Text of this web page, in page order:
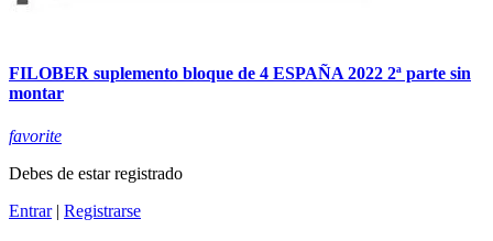
FILOBER suplemento bloque de 4 ESPAÑA 2022 2ª parte sin
montar
favorite
Debes de estar registrado
Entrar| Registrarse